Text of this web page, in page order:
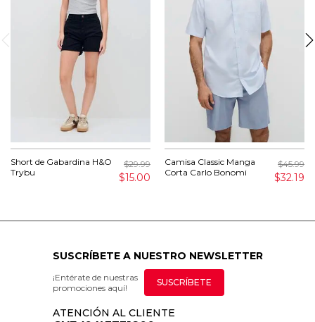
Short de Gabardina H&O
Trybu
$29.99
$15.00
Camisa Classic Manga
Corta Carlo Bonomi
$45.99
$32.19
SUSCRÍBETE A NUESTRO NEWSLETTER
¡Entérate de nuestras
promociones aquí!
SUSCRÍBETE
ATENCIÓN AL CLIENTE